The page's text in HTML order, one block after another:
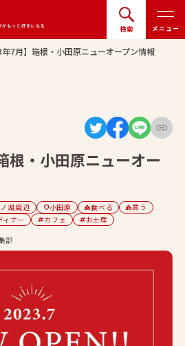
がもっと好きになる 検索 メニュー
年7月】箱根・小田原ニューオープン情報
根・小田原ニューオー
湖周辺 location_on小田原 category食べる category買う
ィナー tagカフェ tagお土産
部